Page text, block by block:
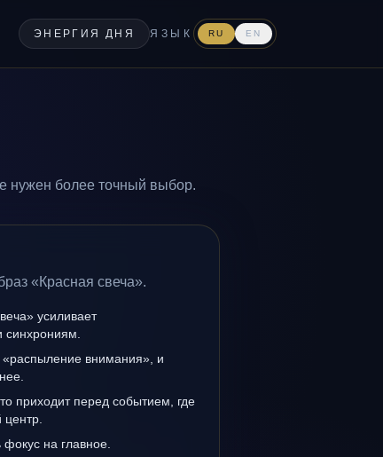
ЭНЕРГИЯ ДНЯ ЯЗЫК RU EN
нужен более точный выбор.
«Красная свеча».
усиливает
синхрониям.
«распыление внимания», и
приходит перед событием, где
на главное.